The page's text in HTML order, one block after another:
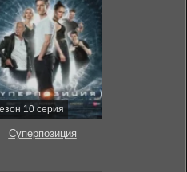
10 серия
Суперпозиция